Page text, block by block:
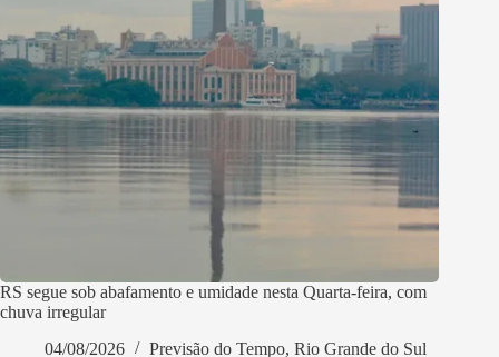
RS segue sob abafamento e umidade nesta Quarta-feira, com
chuva irregular
04/08/2026
Previsão do Tempo, Rio Grande do Sul